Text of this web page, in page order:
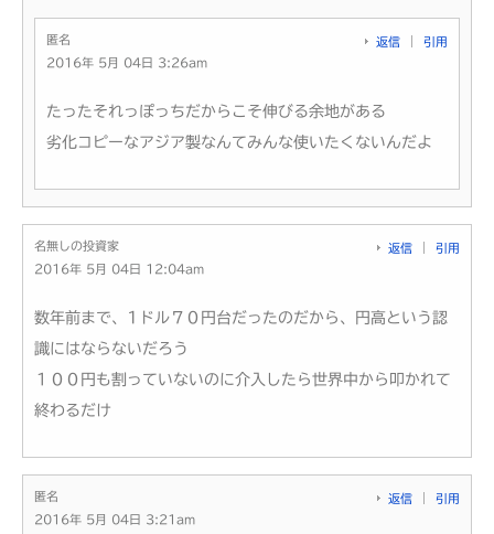
匿名
2016年 5月 04日 3:26am
返信 引用
たったそれっぽっちだからこそ伸びる余地がある
劣化コピーなアジア製なんてみんな使いたくないんだよ
名無しの投資家
2016年 5月 04日 12:04am
返信 引用
数年前まで、1ドル７０円台だったのだから、円高という認
識にはならないだろう
１００円も割っていないのに介入したら世界中から叩かれて
終わるだけ
匿名
2016年 5月 04日 3:21am
返信 引用